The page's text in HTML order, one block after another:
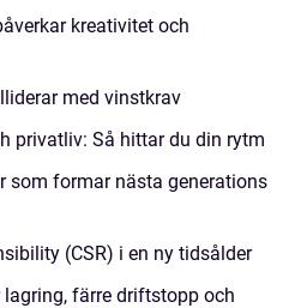
kreativitet och
med vinstkrav
privatliv: Så hittar du din rytm
som formar nästa generations
(CSR) i en ny tidsålder
färre driftstopp och